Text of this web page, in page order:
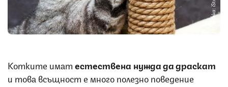
Снимка: iStock
Котките иматестествена нужда да драскат
и това всъщност е много полезно поведение